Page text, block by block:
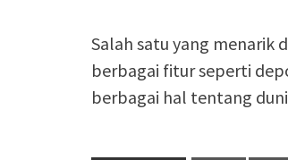
Salah satu yang menarik
berbagai fitur seperti
berbagai hal tentang